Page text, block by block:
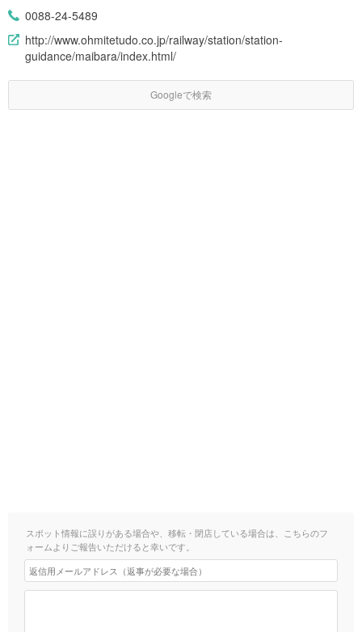
0088-24-5489
http://www.ohmitetudo.co.jp/railway/station/station-
guidance/maibara/index.html/
Googleで検索
スポット情報に誤りがある場合や、移転・閉店している場合は、こちらのフ
ォームよりご報告いただけると幸いです。